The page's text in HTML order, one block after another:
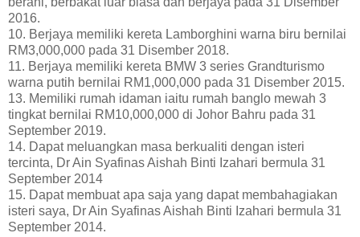
2016.
10. Berjaya memiliki kereta Lamborghini warna biru bernilai
RM3,000,000 pada 31 Disember 2018.
11. Berjaya memiliki kereta BMW 3 series Grandturismo
warna putih bernilai RM1,000,000 pada 31 Disember 2015.
13. Memiliki rumah idaman iaitu rumah banglo mewah 3
tingkat bernilai RM10,000,000 di Johor Bahru pada 31
September 2019.
14. Dapat meluangkan masa berkualiti dengan isteri
tercinta, Dr Ain Syafinas Aishah Binti Izahari bermula 31
September 2014
15. Dapat membuat apa saja yang dapat membahagiakan
isteri saya, Dr Ain Syafinas Aishah Binti Izahari bermula 31
September 2014.